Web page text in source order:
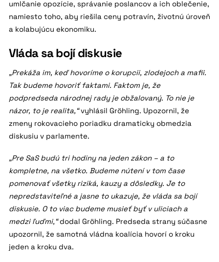
umlčanie opozície, správanie poslancov a ich oblečenie,
namiesto toho, aby riešila ceny potravín, životnú úroveň
a kolabujúcu ekonomiku.
Vláda sa bojí diskusie
„Prekáža im, keď hovoríme o korupcii, zlodejoch a mafii.
Tak budeme hovoriť faktami. Faktom je, že
podpredseda národnej rady je obžalovaný. To nie je
názor, to je realita,“vyhlásil Gröhling. Upozornil, že
zmeny rokovacieho poriadku dramaticky obmedzia
diskusiu v parlamente.
„Pre SaS budú tri hodiny na jeden zákon – a to
kompletne, na všetko. Budeme nútení v tom čase
pomenovať všetky riziká, kauzy a dôsledky. Je to
nepredstaviteľné a jasne to ukazuje, že vláda sa bojí
diskusie. O to viac budeme musieť byť v uliciach a
medzi ľuďmi,“dodal Gröhling. Predseda strany súčasne
upozornil, že samotná vládna koalícia hovorí o kroku
jeden a kroku dva.